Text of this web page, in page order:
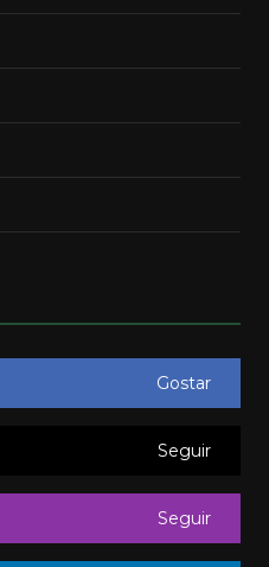
Gostar
Seguir
Seguir